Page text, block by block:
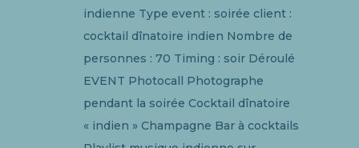
indienne Type event : soirée client :
cocktail dînatoire indien Nombre de
personnes : 70 Timing : soir Déroulé
EVENT Photocall Photographe
pendant la soirée Cocktail dînatoire
« indien » Champagne Bar à cocktails